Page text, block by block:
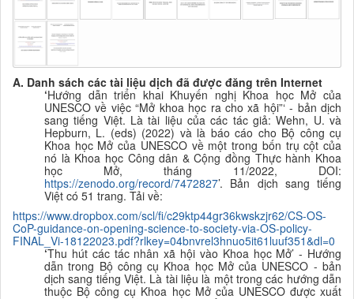
A. Danh sách các tài liệu dịch đã được đăng trên Internet
‘Hướng dẫn triển khai Khuyến nghị Khoa học Mở của
UNESCO về việc “Mở khoa học ra cho xã hội”‘ - bản dịch
sang tiếng Việt. Là tài liệu của các tác giả:Wehn, U. và
Hepburn, L. (eds) (2022) và là báo cáo cho Bộ công cụ
Khoa học Mở của UNESCO về một trong bốn trụ cột của
nó là Khoa học Công dân & Cộng đồng Thực hành Khoa
học Mở, tháng 11/2022, DOI:
https://zenodo.org/record/7472827’. Bản dịch sang tiếng
Việt có 51 trang. Tải về:
https://www.dropbox.com/scl/fi/c29ktp44gr36kwskzjr62/CS-OS-
CoP-guidance-on-opening-science-to-society-via-OS-policy-
FINAL_Vi-18122023.pdf?rlkey=04bnvrel3hnuo5it61luuf351&dl=0
‘Thu hút các tác nhân xã hội vào Khoa học Mở’ - Hướng
dẫn trong Bộ công cụ Khoa học Mở của UNESCO - bản
dịch sang tiếng Việt. Là tài liệu là một trong các hướng dẫn
thuộc Bộ công cụ Khoa học Mở của UNESCO được xuất